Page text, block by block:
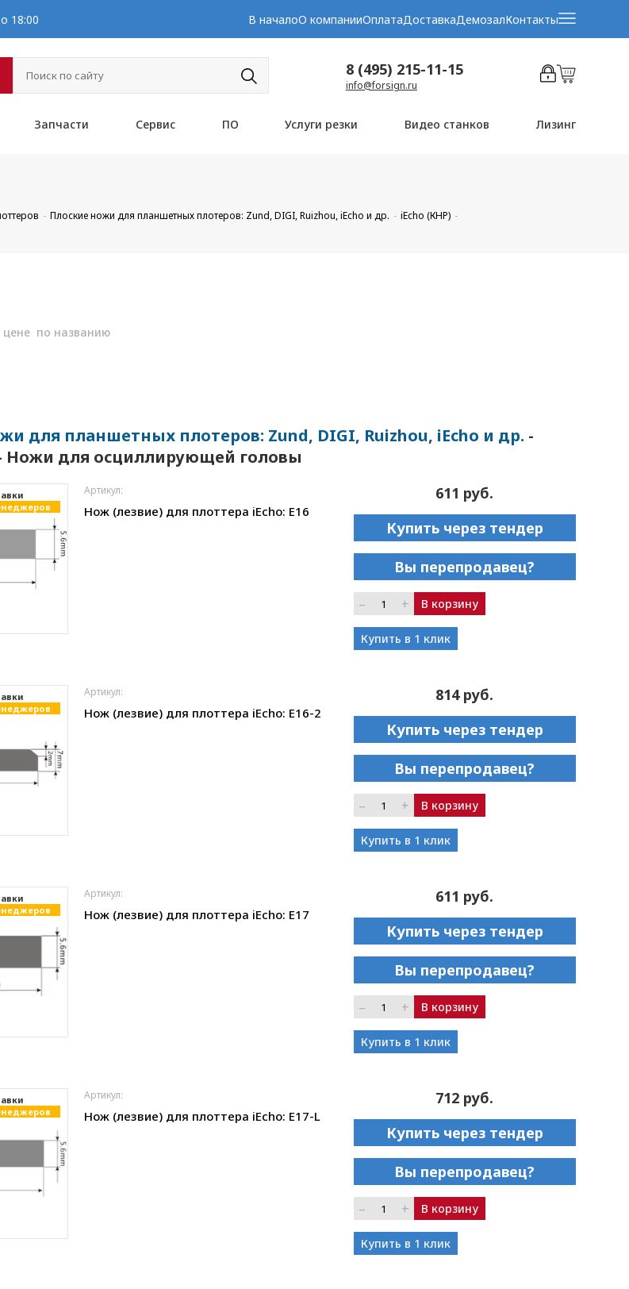
18:00 В началоО компанииОплатаДоставкаДемозалКонтакты
8 (495) 215-11-15
info@forsign.ru
Запчасти Сервис ПО Услуги резки Видео станков Лизинг
Плоские ножи для планшетных плотеров: Zund, DIGI, Ruizhou, iEcho и др.
iEcho (КНР)
цене по названию
для планшетных плотеров: Zund, DIGI, Ruizhou, iEcho и др. -
Ножи для осциллирующей головы
Артикул:
Нож (лезвие) для плоттера iEcho: E16
611 руб.
Купить через тендер
Вы перепродавец?
– + В корзину
Купить в 1 клик
Артикул:
Нож (лезвие) для плоттера iEcho: E16-2
814 руб.
Купить через тендер
Вы перепродавец?
– + В корзину
Купить в 1 клик
Артикул:
Нож (лезвие) для плоттера iEcho: E17
611 руб.
Купить через тендер
Вы перепродавец?
– + В корзину
Купить в 1 клик
Артикул:
Нож (лезвие) для плоттера iEcho: E17-L
712 руб.
Купить через тендер
Вы перепродавец?
– + В корзину
Купить в 1 клик